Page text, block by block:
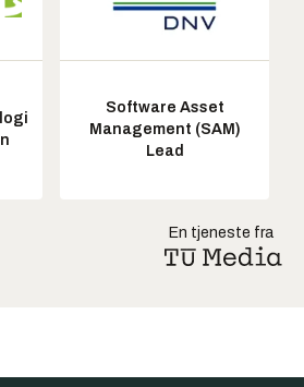
Software Asset
Management (SAM)
Lead
En tjeneste fra